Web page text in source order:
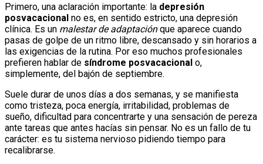
Primero, una aclaración importante: la depresión
posvacacional no es, en sentido estricto, una depresión
clínica. Es un malestar de adaptaciónque aparece cuando
pasas de golpe de un ritmo libre, descansado y sin horarios a
las exigencias de la rutina. Por eso muchos profesionales
prefieren hablar de síndrome posvacacional o,
simplemente, del bajón de septiembre.
Suele durar de unos días a dos semanas, y se manifiesta
como tristeza, poca energía, irritabilidad, problemas de
sueño, dificultad para concentrarte y una sensación de pereza
ante tareas que antes hacías sin pensar. No es un fallo de tu
carácter: es tu sistema nervioso pidiendo tiempo para
recalibrarse.